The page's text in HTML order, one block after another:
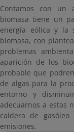
Contamos con un
biomasa tiene un
energía eólica y la
biomasa, con
problemas
aparición de los
probable que
de algas para la
entorno y
adecuarnos a estas
caldera de
emisiones.